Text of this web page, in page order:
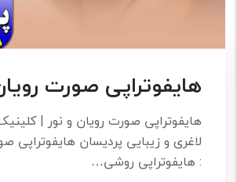
هایفوتراپی صورت
هایفوتراپی صورت رویان و نور |
لاغری و زیبایی پردیسان هایفوتراپی
: هایفوتراپی روشی…